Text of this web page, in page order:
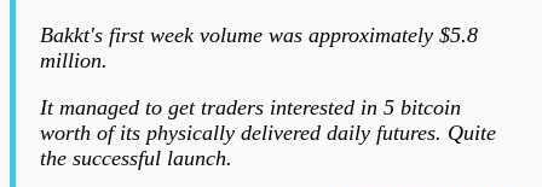
Bakkt's first week volume was approximately $5.8
million.
It managed to get traders interested in 5 bitcoin
worth of its physically delivered daily futures. Quite
the successful launch.